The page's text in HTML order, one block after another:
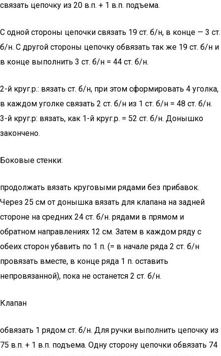
связать цепочку из 20 в.п. + 1 в.п. подъема.
С одной стороны цепочки связать 19 ст. б/н, в конце — 3 ст.
б/н. С другой стороны цепочку обвязать так же 19 ст. б/н и
в конце выполнить 3 ст. б/н = 44 ст. б/н.
2-й круг.р.: вязать ст. б/н, при этом сформировать 4 уголка,
в каждом уголке связать 2 ст. б/н из 1 ст. б/н = 48 ст. б/н.
3-й круг.р: вязать, как 1-й круг.р. = 52 ст. б/н. Донышко
закончено.
Боковые стенки:
продолжать вязать круговыми рядами без прибавок.
Через 25 см от донышка вязать для клапана на задней
стороне на средних 24 ст. б/н. рядами в прямом и
обратном направлениях 12 см. Затем в каждом ряду с
обеих сторон убавить по 1 п. (= в начале ряда 2 ст. б/н
провязать вместе, в конце ряда 1 п. оставить
непровязанной), пока не останется 2 ст. б/н.
Клапан
обвязать 1 рядом ст. б/н. Для ручки выполнить цепочку из
75 в.п. + 1 в.п. подъема. Одну сторону цепочки обвязать 74